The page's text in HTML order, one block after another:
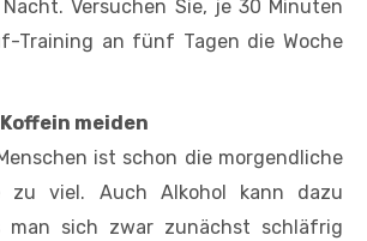
Versuchen Sie, je 30 Minuten
Training an fünf Tagen die Woche
meiden
ist schon die morgendliche
zu viel. Auch Alkohol kann dazu
man sich zwar zunächst schläfrig